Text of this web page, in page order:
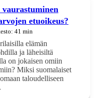
vaurastuminen
etuoikeus?
41 min
elämän
ja läheisiltä
on jokaisen omiin
Miksi suomalaiset
taloudelliseen